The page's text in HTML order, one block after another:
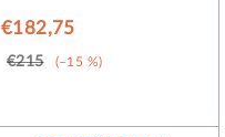
€182,75
€215 (–15 %)